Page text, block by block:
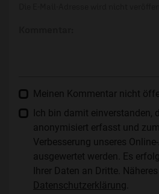
Meinen Kommentar nicht
Ich bin damit einverstanden,
anonymisiert erfasst und
Verbesserung unseres
ausgewertet werden. Es
Ihrer Daten an Dritte.
Datenschutzerklärung